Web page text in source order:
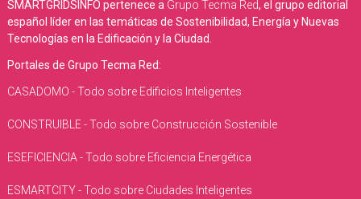
SMARTGRIDSINFO pertenece a Grupo Tecma Red, el grupo editorial
español líder en las temáticas de Sostenibilidad, Energía y Nuevas
Tecnologías en la Edificación y la Ciudad.
Portales de Grupo Tecma Red:
CASADOMO - Todo sobre Edificios Inteligentes
CONSTRUIBLE - Todo sobre Construcción Sostenible
ESEFICIENCIA - Todo sobre Eficiencia Energética
ESMARTCITY - Todo sobre Ciudades Inteligentes